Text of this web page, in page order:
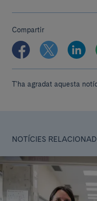
Compartir
T'ha agradat aquesta
NOTÍCIES